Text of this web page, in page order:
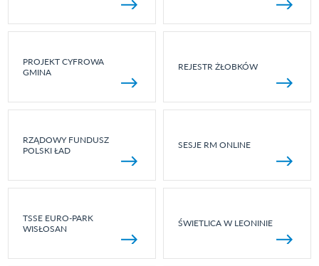
PROJEKT CYFROWA
GMINA
REJESTR ŻŁOBKÓW
RZĄDOWY FUNDUSZ
POLSKI ŁAD
SESJE RM ONLINE
TSSE EURO-PARK
WISŁOSAN
ŚWIETLICA W LEONINIE